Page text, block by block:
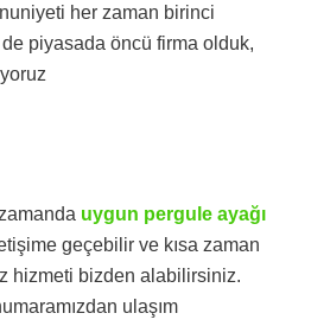
her zaman birinci
de piyasada öncü firma olduk,
uygun pergule ayağı
geçebilir ve kısa zaman
hizmeti bizden alabilirsiniz.
ulaşım